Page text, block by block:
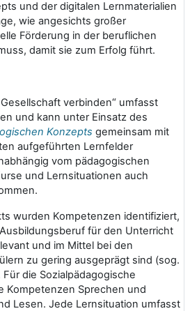
und der digitalen Lernmaterialien
wie angesichts großer
Förderung in der beruflichen
damit sie zum Erfolg führt.
verbinden“ umfasst
und kann unter Einsatz des
Konzepts gemeinsam mit
aufgeführten Lernfelder
vom pädagogischen
und Lernsituationen auch
wurden Kompetenzen identifiziert,
für den Unterricht
und im Mittel bei den
zu gering ausgeprägt sind (sog.
Für die Sozialpädagogische
Kompetenzen Sprechen und
Lesen. Jede Lernsituation umfasst